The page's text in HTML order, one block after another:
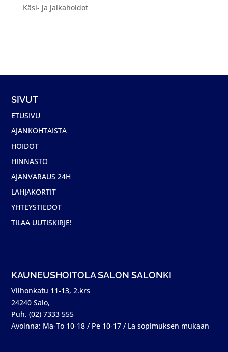
Käsi- ja jalkahoidot
SIVUT
ETUSIVU
AJANKOHTAISTA
HOIDOT
HINNASTO
AJANVARAUS 24H
LAHJAKORTIT
YHTEYSTIEDOT
TILAA UUTISKIRJE!
KAUNEUSHOITOLA SALON SALONKI
Vilhonkatu 11-13, 2.krs
24240 Salo,
Puh. (02) 7333 555
Avoinna: Ma-To 10-18 / Pe 10-17 / La sopimuksen mukaan